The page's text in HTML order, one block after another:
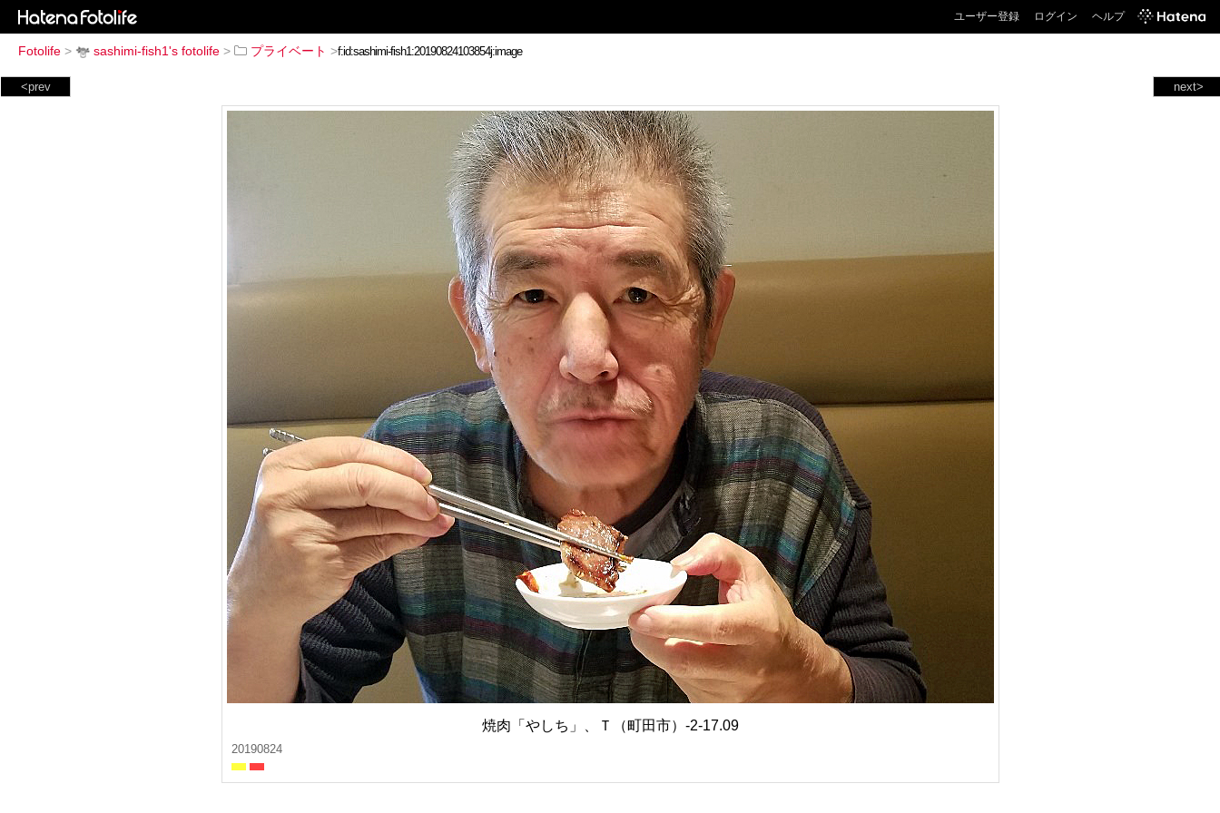
ユーザー登録 ログイン ヘルプ
Fotolife > sashimi-fish1's fotolife > プライベート >
next>
<prev
焼肉「やしち」、Ｔ（町田市）-2-17.09
20190824